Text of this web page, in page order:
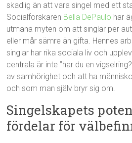
skadlig än att vara singel med ett
Socialforskaren Bella DePaulo har
utmana myten om att singlar per
eller mår sämre än gifta. Hennes
singlar har rika sociala liv och
centrala är inte ”har du en
av samhörighet och att ha
och som man själv bryr sig om.
Singelskapets
fördelar för